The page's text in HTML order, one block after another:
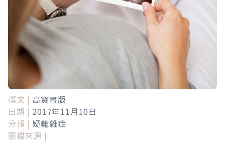
撰文 | 高寶書版
日期 | 2017年11月10日
分類 | 疑難雜症
圖檔來源 |